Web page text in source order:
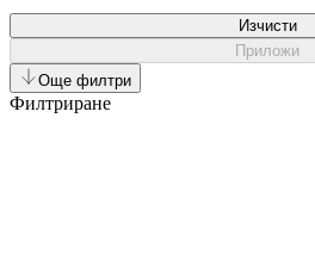
Изчисти
Приложи
Още филтри
Филтриране